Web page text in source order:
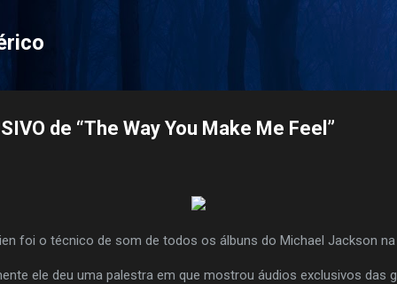
de “The Way You Make Me Feel”
foi o técnico de som de todos os álbuns do Michael Jackson
ele deu uma palestra em que mostrou áudios exclusivos das